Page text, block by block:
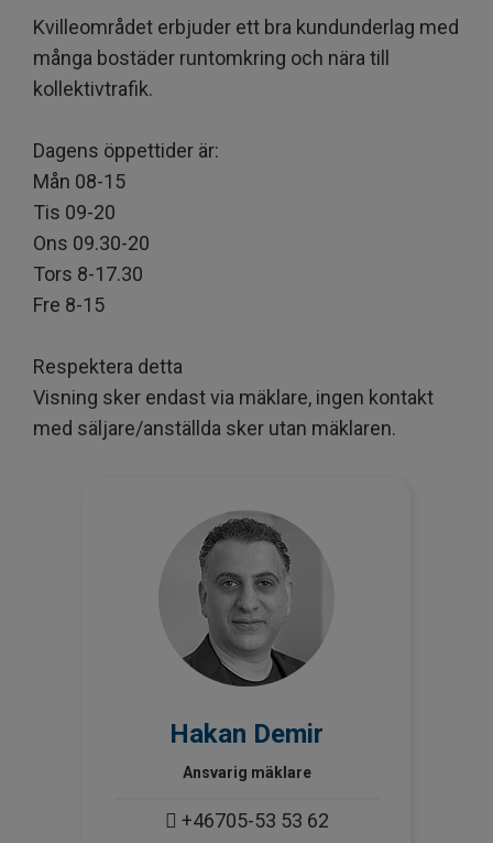
Kvilleområdet erbjuder ett bra kundunderlag med
många bostäder runtomkring och nära till
kollektivtrafik.
Dagens öppettider är:
Mån 08-15
Tis 09-20
Ons 09.30-20
Tors 8-17.30
Fre 8-15
Respektera detta
Visning sker endast via mäklare, ingen kontakt
med säljare/anställda sker utan mäklaren.
Hakan Demir
Ansvarig mäklare
+46705-53 53 62